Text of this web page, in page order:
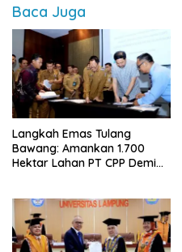
Baca Juga
Langkah Emas Tulang
Bawang: Amankan 1.700
Hektar Lahan PT CPP Demi